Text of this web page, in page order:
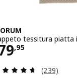
tessitura piatta
,95 €
(239)